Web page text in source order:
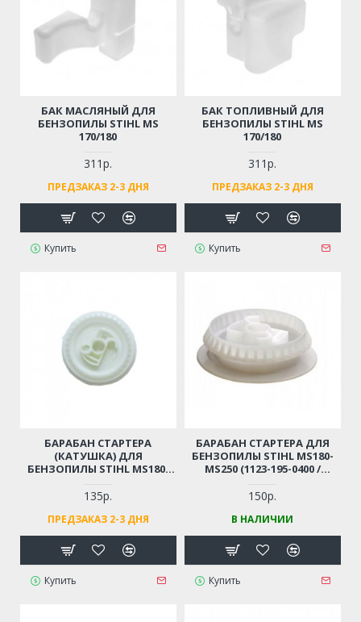
БАК МАСЛЯНЫЙ ДЛЯ
БЕНЗОПИЛЫ STIHL MS
170/180
311р.
ПРЕДЗАКАЗ 2-3 ДНЯ
Купить
БАК ТОПЛИВНЫЙ ДЛЯ
БЕНЗОПИЛЫ STIHL MS
170/180
311р.
ПРЕДЗАКАЗ 2-3 ДНЯ
Купить
БАРАБАН СТАРТЕРА
(КАТУШКА) ДЛЯ
БЕНЗОПИЛЫ STIHL MS180,
135р.
ПРЕДЗАКАЗ 2-3 ДНЯ
Купить
БАРАБАН СТАРТЕРА ДЛЯ
БЕНЗОПИЛЫ STIHL MS180-
MS250 (1123-195-0400 /
150р.
В НАЛИЧИИ
Купить